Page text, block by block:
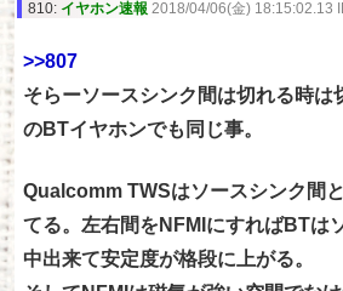
810: イヤホン速報 2018/04/06(金) 18:15:02.13
>>807
そらーソースシンク間は切れる時は
のBTイヤホンでも同じ事。
Qualcomm TWSはソースシンク間
てる。左右間をNFMIにすればBTは
中出来て安定度が格段に上がる。